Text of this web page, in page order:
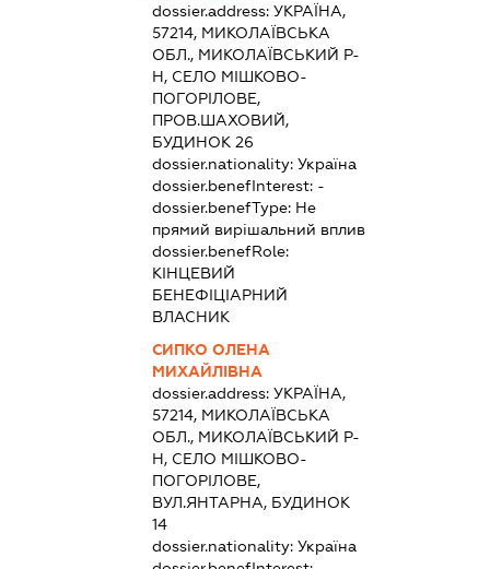
dossier.address: УКРАЇНА,
57214, МИКОЛАЇВСЬКА
ОБЛ., МИКОЛАЇВСЬКИЙ Р-
Н, СЕЛО МІШКОВО-
ПОГОРІЛОВЕ,
ПРОВ.ШАХОВИЙ,
БУДИНОК 26
dossier.nationality: Україна
dossier.benefInterest: -
dossier.benefType: Не
прямий вирішальний вплив
dossier.benefRole:
КІНЦЕВИЙ
БЕНЕФІЦІАРНИЙ
ВЛАСНИК
СИПКО ОЛЕНА
МИХАЙЛІВНА
dossier.address: УКРАЇНА,
57214, МИКОЛАЇВСЬКА
ОБЛ., МИКОЛАЇВСЬКИЙ Р-
Н, СЕЛО МІШКОВО-
ПОГОРІЛОВЕ,
ВУЛ.ЯНТАРНА, БУДИНОК
14
dossier.nationality: Україна